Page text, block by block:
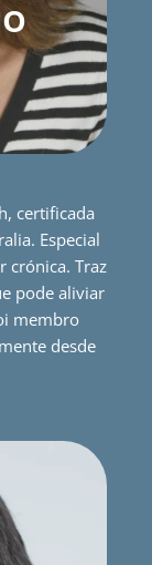
certificada
Especial
crónica. Traz
pode aliviar
membro
desde